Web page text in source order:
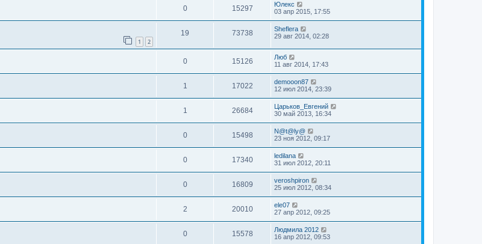
0 15297
Юлекс
03 апр 2015, 17:55
1 2
19 73738
Sheflera
29 авг 2014, 02:28
0 15126
Люб
11 авг 2014, 17:43
1 17022
demooon87
12 июл 2014, 23:39
1 26684
Царьков_Евгений
30 май 2013, 16:34
0 15498
N@t@ly@
23 ноя 2012, 09:17
0 17340
ledilana
31 июл 2012, 20:11
0 16809
veroshpiron
25 июл 2012, 08:34
2 20010
ele07
27 апр 2012, 09:25
0 15578
Людмила 2012
16 апр 2012, 09:53